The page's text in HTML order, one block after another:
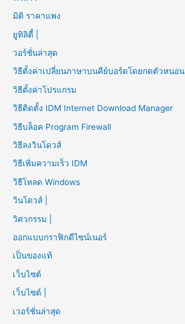
มิติ ราคาแพง
ยูทิลิตี้ |
วอร์ชั่นล่าสุด
วิธีตั้งค่าเปลี่ยนภาษาบนคีย์บอร์ดโดยกดตัวหนอน
วิธีตั้งค่าโปรแกรม
วิธีติดตั้ง IDM Internet Download Manager
วิธีบล็อค Program Firewall
วิธีลงวินโดวส์
วิธีเพิ่มความเร็ว IDM
วิธีโหลด Windows
วินโดวส์ |
วิศวกรรม |
ออกแบบกราฟิกดีไซน์เนอร์
เป็นของแท้
เว็บไซต์
เว็บไซต์ |
เวอร์ชั่นล่าสุด